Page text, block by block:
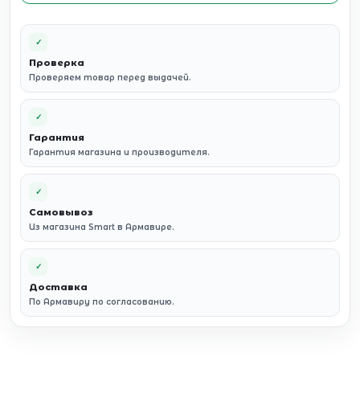
✓
Проверка
Проверяем товар перед выдачей.
✓
Гарантия
Гарантия магазина и производителя.
✓
Самовывоз
Из магазина Smart в Армавире.
✓
Доставка
По Армавиру по согласованию.